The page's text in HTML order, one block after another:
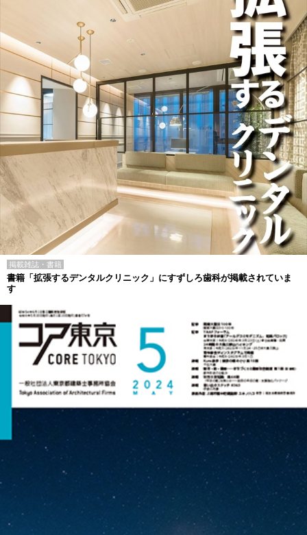
掲載雑誌・書籍
書籍「拡張するデンタルクリニック」にすずしろ歯科が掲載されていま
す